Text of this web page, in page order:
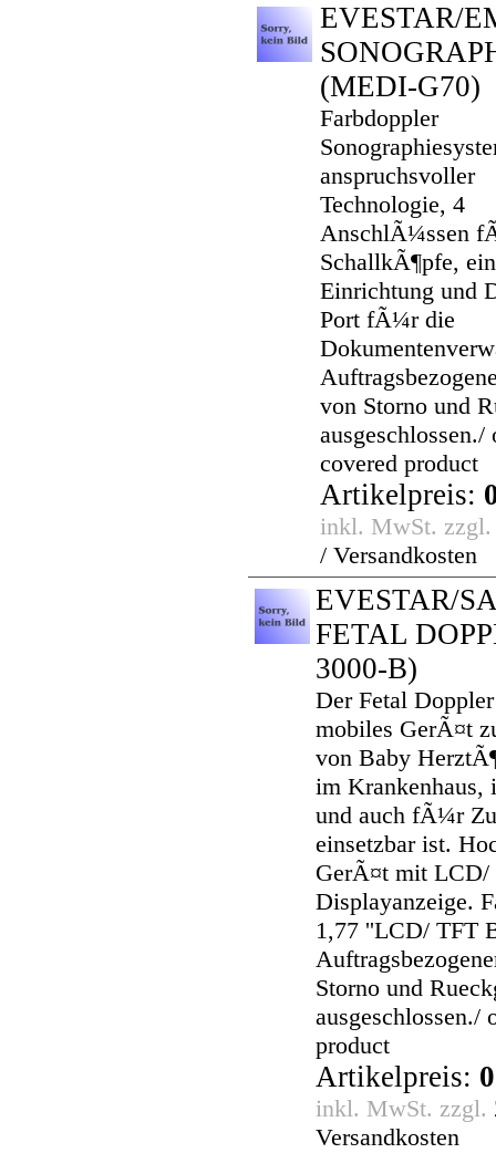
EVESTAR/
(MEDI-G70)
Farbdoppler
anspruchsvoller
Technologie, 4
AnschlÃ¼ssen
SchallkÃ¶pfe,
Einrichtung und
Port fÃ¼r die
von Storno und
ausgeschlossen./
covered product
Artikelpreis:
inkl. MwSt.
/ Versandkosten
EVESTAR/
FETAL
3000-B)
Der Fetal
mobiles GerÃ¤t
von Baby
im
und auch fÃ¼r
einsetzbar ist.
GerÃ¤t mit LCD/
Displayanzeige.
1,77 ''LCD/ TFT
Storno und
ausgeschlossen./
product
Artikelpreis:
inkl. MwSt. zzgl.
Versandkosten